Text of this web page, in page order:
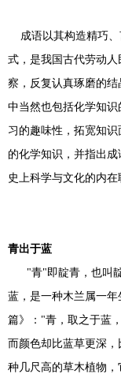
成语以其构造精巧、
式，是我国古代劳动
察，反复认真琢磨的
中当然也包括化学知
习的趣味性，拓宽知
的化学知识，并指出
史上科学与文化的内在
青出于蓝
"青"即靛青，也叫靛
蓝，是一种木兰属一
篇》："青，取之于蓝
而颜色却比蓝草更深
种几尺高的草木植物